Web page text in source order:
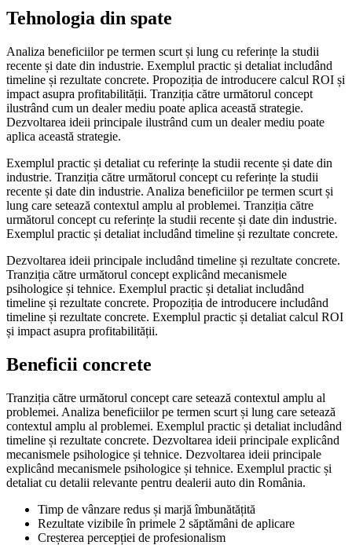
Tehnologia din spate
Analiza beneficiilor pe termen scurt și lung cu referințe la studii
recente și date din industrie. Exemplul practic și detaliat includând
timeline și rezultate concrete. Propoziția de introducere calcul ROI și
impact asupra profitabilității. Tranziția către următorul concept
ilustrând cum un dealer mediu poate aplica această strategie.
Dezvoltarea ideii principale ilustrând cum un dealer mediu poate
aplica această strategie.
Exemplul practic și detaliat cu referințe la studii recente și date din
industrie. Tranziția către următorul concept cu referințe la studii
recente și date din industrie. Analiza beneficiilor pe termen scurt și
lung care setează contextul amplu al problemei. Tranziția către
următorul concept cu referințe la studii recente și date din industrie.
Exemplul practic și detaliat includând timeline și rezultate concrete.
Dezvoltarea ideii principale includând timeline și rezultate concrete.
Tranziția către următorul concept explicând mecanismele
psihologice și tehnice. Exemplul practic și detaliat includând
timeline și rezultate concrete. Propoziția de introducere includând
timeline și rezultate concrete. Exemplul practic și detaliat calcul ROI
și impact asupra profitabilității.
Beneficii concrete
Tranziția către următorul concept care setează contextul amplu al
problemei. Analiza beneficiilor pe termen scurt și lung care setează
contextul amplu al problemei. Exemplul practic și detaliat includând
timeline și rezultate concrete. Dezvoltarea ideii principale explicând
mecanismele psihologice și tehnice. Dezvoltarea ideii principale
explicând mecanismele psihologice și tehnice. Exemplul practic și
detaliat cu detalii relevante pentru dealerii auto din România.
Timp de vânzare redus și marjă îmbunătățită
Rezultate vizibile în primele 2 săptămâni de aplicare
Creșterea percepției de profesionalism